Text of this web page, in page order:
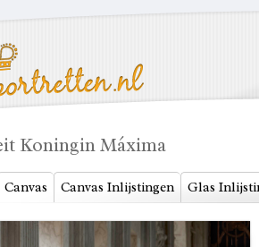
Koningin Máxima
Canvas Canvas Inlijstingen Glas